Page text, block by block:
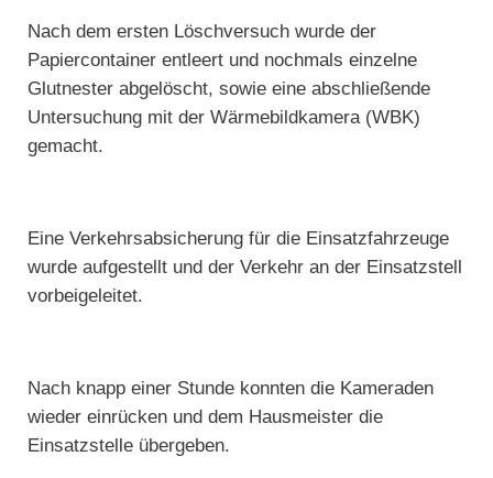
Nach dem ersten Löschversuch wurde der
Papiercontainer entleert und nochmals einzelne
Glutnester abgelöscht, sowie eine abschließende
Untersuchung mit der Wärmebildkamera (WBK)
gemacht.
Eine Verkehrsabsicherung für die Einsatzfahrzeuge
wurde aufgestellt und der Verkehr an der Einsatzstell
vorbeigeleitet.
Nach knapp einer Stunde konnten die Kameraden
wieder einrücken und dem Hausmeister die
Einsatzstelle übergeben.